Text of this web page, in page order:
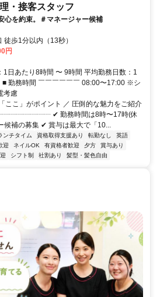
・接客スタッフ
心を約束。＃マネージャー候補
歩1分以内（13秒）
円
1日あたり8時間 〜 9時間 平均勤務日数：1
■ 勤務時間 ￣￣￣￣￣￣ 08:00〜17:00 ※シ
考慮
ここ」がポイント ／ 圧倒的な魅力をご紹介
✔ 勤務時間は8時〜17時(休
補の募集 ✔ 賞与は最大で「10...
ンチタイム 資格取得支援あり 転勤なし
英語
迎 ネイルOK 有資格者歓迎 夕方
賞与あり
シフト制 社割あり 髪型・髪色自由